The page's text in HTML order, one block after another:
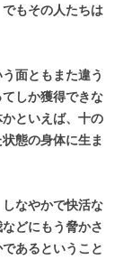
もその人たちは
面ともまた違う
しか獲得できな
といえば、十の
態の身体に生ま
なやかで快活な
どにもう脅かさ
あるということ